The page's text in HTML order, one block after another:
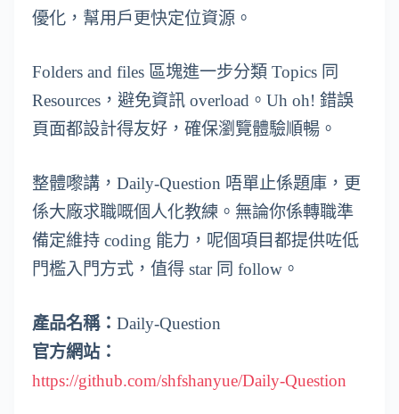
優化，幫用戶更快定位資源。
Folders and files 區塊進一步分類 Topics 同
Resources，避免資訊 overload。Uh oh! 錯誤
頁面都設計得友好，確保瀏覽體驗順暢。
整體嚟講，Daily-Question 唔單止係題庫，更
係大廠求職嘅個人化教練。無論你係轉職準
備定維持 coding 能力，呢個項目都提供咗低
門檻入門方式，值得 star 同 follow。
產品名稱： Daily-Question
官方網站：
https://github.com/shfshanyue/Daily-Question